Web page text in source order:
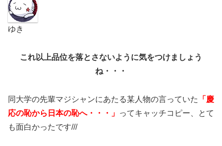
ゆき
これ以上品位を落とさないように気をつけましょう
ね・・・
同大学の先輩マジシャンにあたる某人物の言っていた
「慶
応の恥から日本の恥へ・・・」 ってキャッチコピー、とて
も面白かったです///